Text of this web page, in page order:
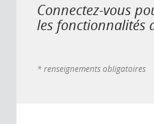
Connectez-vous
les fonctionnalités
* renseignements obligatoires